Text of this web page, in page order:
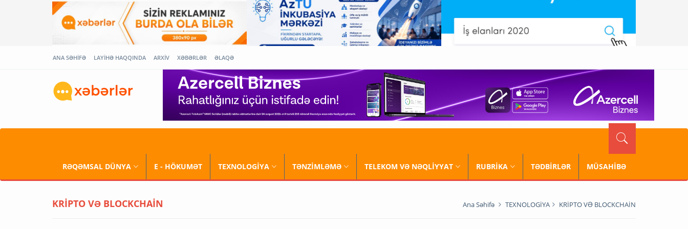
ANA SƏHİFƏ LAYİHƏ HAQQINDA ARXİV XƏBƏRLƏR ƏLAQƏ
RƏQƏMSAL DÜNYA E - HÖKUMƏT TEXNOLOGİYA TƏNZİMLƏMƏ TELEKOM VƏ NƏQLİYYAT RUBRİKA TƏDBİRLƏR MÜSAHİBƏ
KRİPTO VƏ BLOCKCHAİN Ana Səhifə TEXNOLOGİYA KRİPTO VƏ BLOCKCHAİN